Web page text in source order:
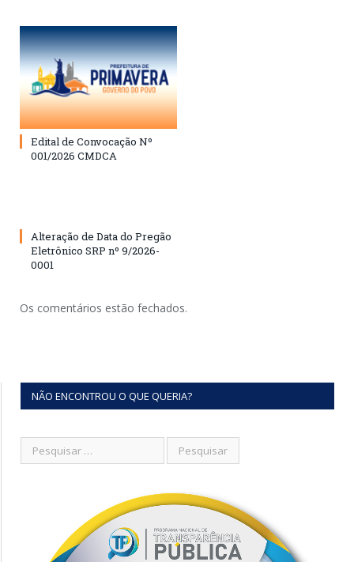
Edital de Convocação Nº
001/2026 CMDCA
Alteração de Data do Pregão
Eletrônico SRP nº 9/2026-
0001
Os comentários estão fechados.
NÃO ENCONTROU O QUE QUERIA?